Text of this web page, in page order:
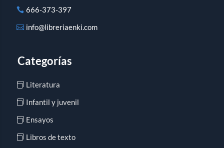
666-373-397
info@libreriaenki.com
Categorías
Literatura
Infantil y juvenil
Ensayos
Libros de texto